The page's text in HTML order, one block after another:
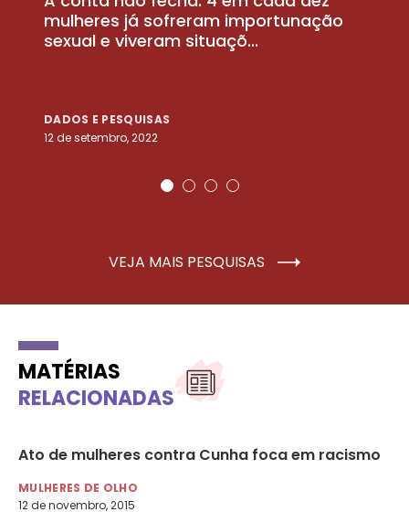
mulheres já sofreram importunação
sexual e viveram situaçõ...
DADOS E PESQUISAS
12 de setembro, 2022
VEJA MAIS PESQUISAS
MATÉRIAS
RELACIONADAS
Ato de mulheres contra Cunha foca em racismo
MULHERES DE OLHO
12 de novembro, 2015